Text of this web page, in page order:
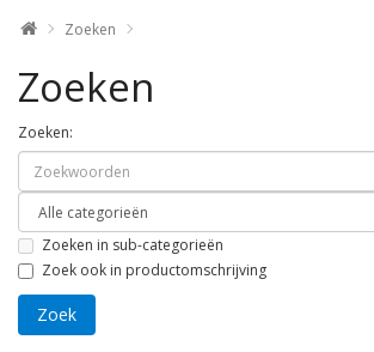
Zoeken
Zoeken
Zoeken:
Zoeken in sub-categorieën
Zoek ook in productomschrijving